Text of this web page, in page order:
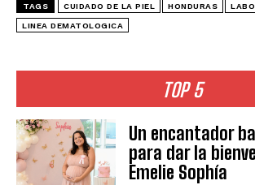
TOP 5
Un encantador
para dar la
Emelie Sophía
TAGS CUIDADO DE LA PIEL HONDURAS
LINEA DEMATOLOGICA